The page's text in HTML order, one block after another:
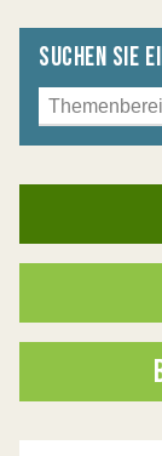
SUCHEN SIE